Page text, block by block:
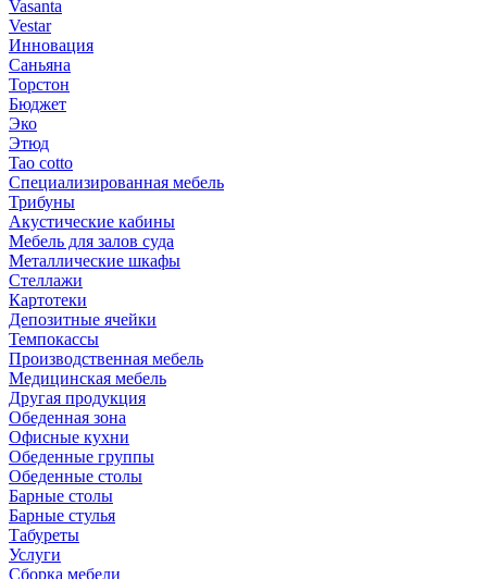
Vasanta
Vestar
Инновация
Саньяна
Торстон
Бюджет
Эко
Этюд
Tao cotto
Специализированная мебель
Трибуны
Акустические кабины
Мебель для залов суда
Металлические шкафы
Стеллажи
Картотеки
Депозитные ячейки
Темпокассы
Производственная мебель
Медицинская мебель
Другая продукция
Обеденная зона
Офисные кухни
Обеденные группы
Обеденные столы
Барные столы
Барные стулья
Табуреты
Услуги
Сборка мебели